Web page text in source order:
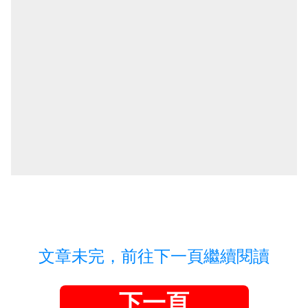
文章未完，前往下一頁繼續閱讀
下一頁